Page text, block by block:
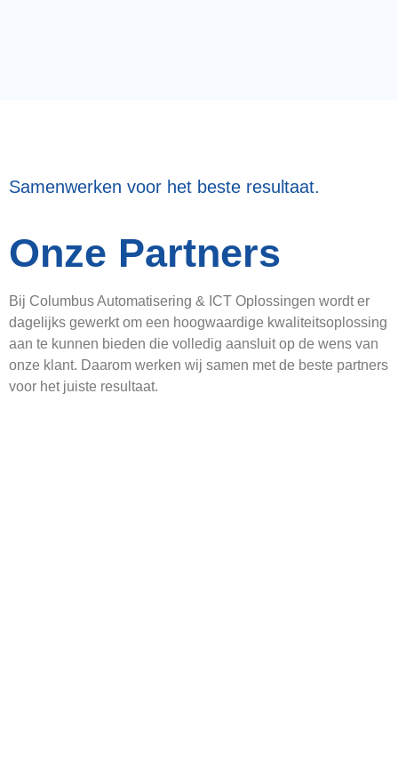
Samenwerken voor het beste resultaat.
Onze Partners
Bij Columbus Automatisering & ICT Oplossingen wordt er
dagelijks gewerkt om een hoogwaardige kwaliteitsoplossing
aan te kunnen bieden die volledig aansluit op de wens van
onze klant. Daarom werken wij samen met de beste partners
voor het juiste resultaat.